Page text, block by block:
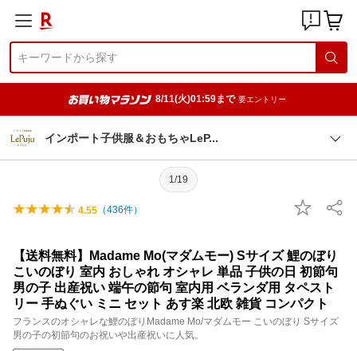
8/11(火)01:59まで 要エントリー
インポート子供服＆おもちゃLeP
1/19
4.55 （436件）
【送料無料】Madame Mo(マダムモー) Sサイズ 鯉のぼり
こいのぼり 室内 おしゃれ オシャレ 単品 子供の日 初節句
男の子 出産祝い 端午の節句 室内用 ベランダ用 タペスト
リー 手ぬぐい ミニ セット あす楽 北欧 雑貨 コンパクト
フランスのオシャレな鯉のぼりMadame Mo/マダムモー こいのぼり Sサイズ
男の子の初節句のお祝いや出産祝いに人気。